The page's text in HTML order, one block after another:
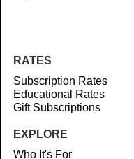
RATES
Subscription Rates
Educational Rates
Gift Subscriptions
EXPLORE
Who It's For